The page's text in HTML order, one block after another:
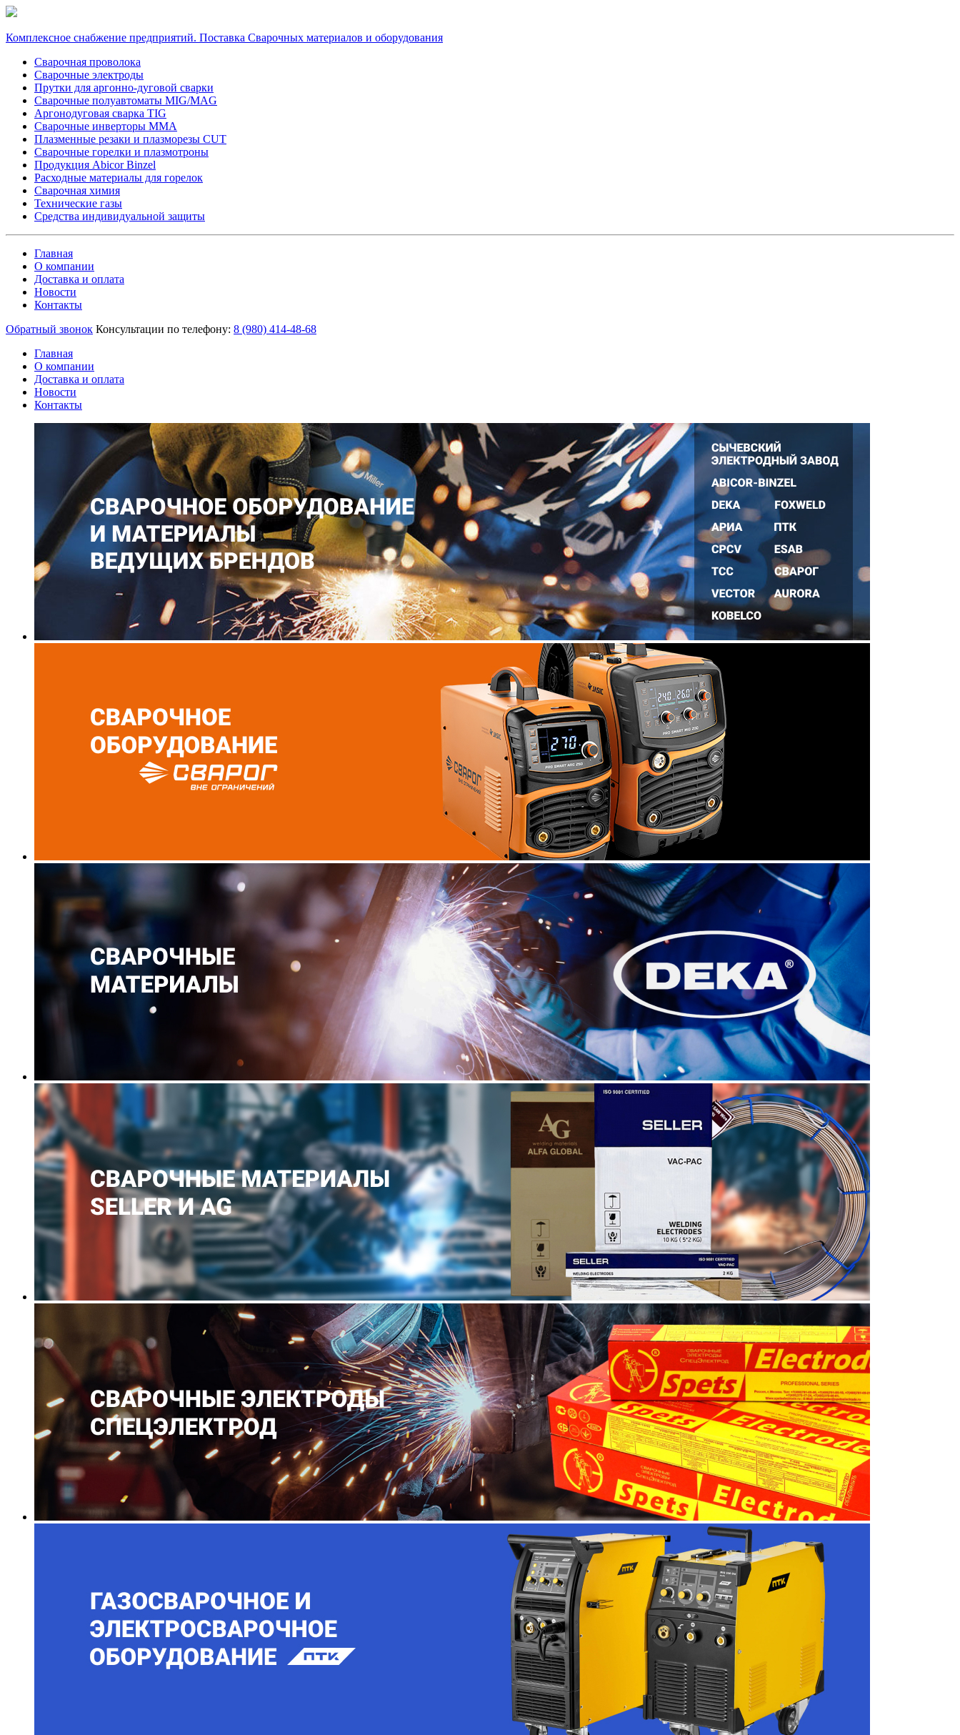
Комплексное снабжение предприятий. Поставка Сварочных материалов и оборудования
Сварочная проволока
Сварочные электроды
Прутки для аргонно-дуговой сварки
Сварочные полуавтоматы MIG/MAG
Аргонодуговая сварка TIG
Сварочные инверторы MMA
Плазменные резаки и плазморезы CUT
Сварочные горелки и плазмотроны
Продукция Abicor Binzel
Расходные материалы для горелок
Сварочная химия
Технические газы
Средства индивидуальной защиты
Главная
О компании
Доставка и оплата
Новости
Контакты
Обратный звонок Консультации по телефону: 8 (980) 414-48-68
Главная
О компании
Доставка и оплата
Новости
Контакты